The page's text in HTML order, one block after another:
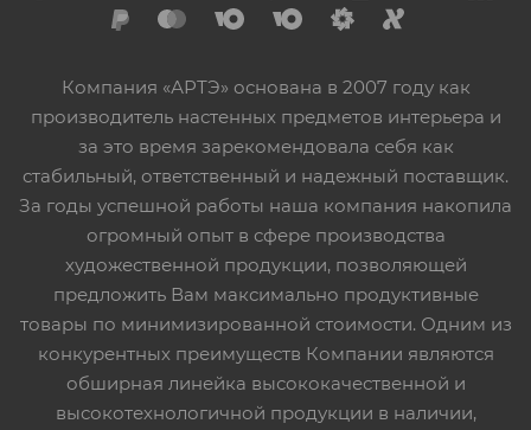
Компания «АРТЭ» основана в 2007 году как
производитель настенных предметов интерьера и
за это время зарекомендовала себя как
стабильный, ответственный и надежный поставщик.
За годы успешной работы наша компания накопила
огромный опыт в сфере производства
художественной продукции, позволяющей
предложить Вам максимально продуктивные
товары по минимизированной стоимости. Одним из
конкурентных преимуществ Компании являются
обширная линейка высококачественной и
высокотехнологичной продукции в наличии,